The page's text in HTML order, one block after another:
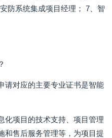
防系统集成项目经理； 7、智
请对应的主要专业证书是智能
化项目的技术支持、项目管理
和售后服务管理等，为项目提